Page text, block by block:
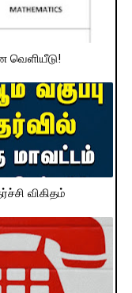
வெளியீடு!
விகிதம்